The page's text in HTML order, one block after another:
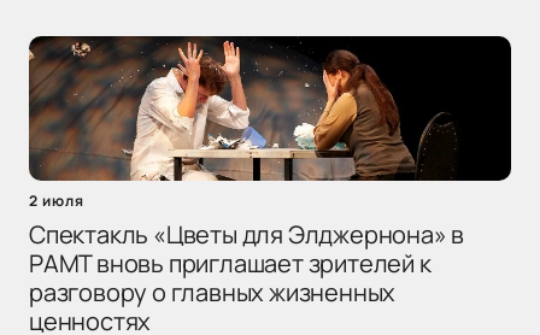
2 июля
Спектакль «Цветы для Элджернона» в
РАМТ вновь приглашает зрителей к
разговору о главных жизненных
ценностях